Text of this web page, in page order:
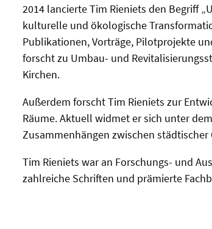
2014 lancierte Tim Rieniets den Begriff
kulturelle und ökologische
Publikationen, Vorträge, Pilotprojekte
forscht zu Umbau- und
Kirchen.
Außerdem forscht Tim Rieniets zur
Räume. Aktuell widmet er sich unter
Zusammenhängen zwischen
Tim Rieniets war an Forschungs- und
zahlreiche Schriften und prämierte